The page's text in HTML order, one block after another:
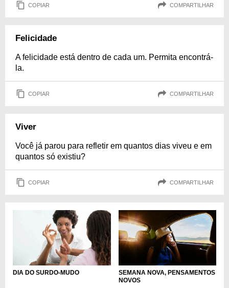
COPIAR COMPARTILHAR
Felicidade
A felicidade está dentro de cada um. Permita encontrá-
la.
COPIAR COMPARTILHAR
Viver
Você já parou para refletir em quantos dias viveu e em
quantos só existiu?
COPIAR COMPARTILHAR
DIA DO SURDO-MUDO
SEMANA NOVA, PENSAMENTOS
NOVOS